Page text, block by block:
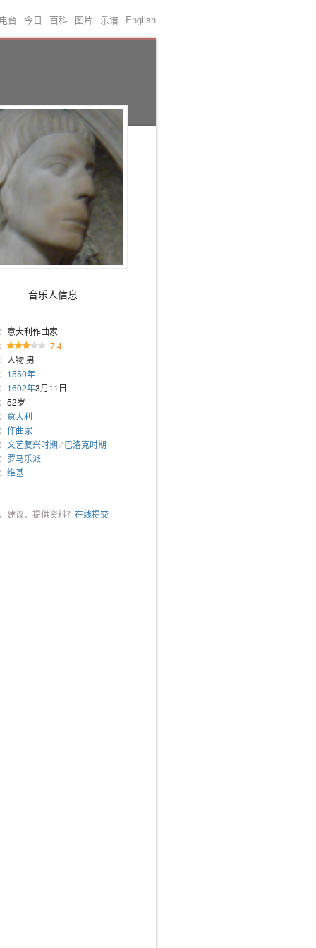
电台 今日 百科 图片 乐谱 English
音乐人信息
意大利作曲家
7.4
人物 男
1550年
1602年3月11日
52岁
意大利
作曲家
文艺复兴时期 /巴洛克时期
罗马乐派
维基
建议、提供资料？ 在线提交